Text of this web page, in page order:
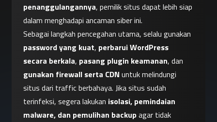
penanggulangannya, pemilik situs dapat lebih siap
dalam menghadapi ancaman siber ini.
password yang kuat, perbarui WordPress
secara berkala, pasang plugin keamanan
gunakan firewall serta CDN untuk melindungi
situs dari traffic berbahaya. Jika situs sudah
terinfeksi, segera lakukan isolasi, pemindaian
malware, dan pemulihan backup agar tidak